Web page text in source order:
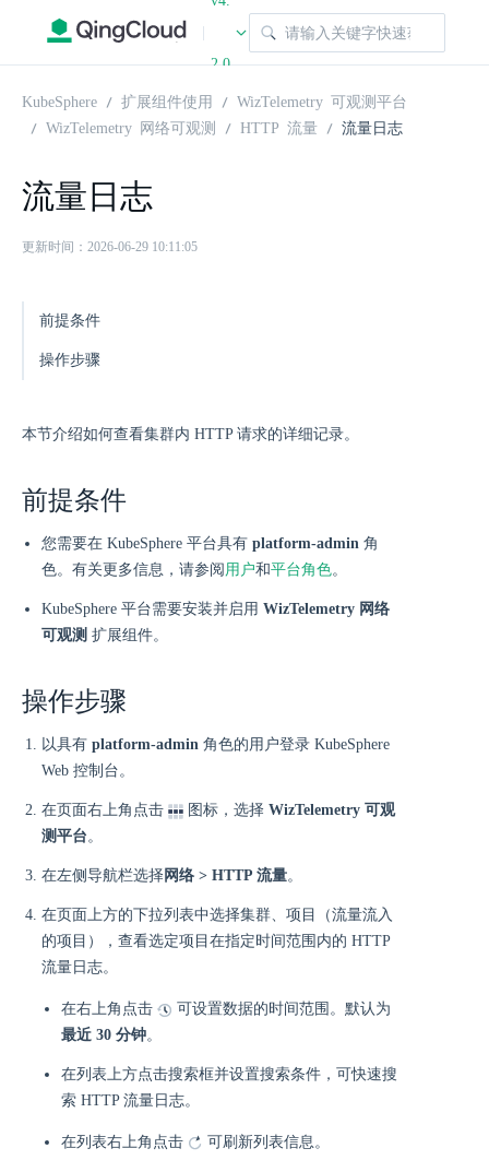
|
2.0
KubeSphere 扩展组件使用
WizTelemetry 可观测平台
WizTelemetry 网络可观测
HTTP 流量 流量日志
流量日志
更新时间：2026-06-29 10:11:05
前提条件
操作步骤
本节介绍如何查看集群内 HTTP 请求的详细记录。
前提条件
您需要在 KubeSphere 平台具有 platform-admin 角
色。有关更多信息，请参阅 用户和平台角色。
KubeSphere 平台需要安装并启用 WizTelemetry 网络
可观测 扩展组件。
操作步骤
以具有 platform-admin 角色的用户登录 KubeSphere
Web 控制台。
在页面右上角点击 图标，选择 WizTelemetry 可观
测平台。
在左侧导航栏选择网络 > HTTP 流量。
在页面上方的下拉列表中选择集群、项目（流量流入
的项目），查看选定项目在指定时间范围内的 HTTP
流量日志。
在右上角点击
可设置数据的时间范围。默认为
最近 30 分钟。
在列表上方点击搜索框并设置搜索条件，可快速搜
索 HTTP 流量日志。
在列表右上角点击 可刷新列表信息。